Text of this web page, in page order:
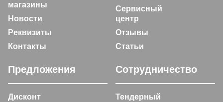
магазины
Новости
Реквизиты
Контакты
Сервисный
центр
Отзывы
Статьи
Предложения
Дисконт
Сотрудничество
Тендерный